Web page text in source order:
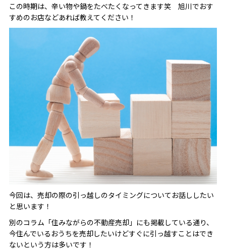
この時期は、辛い物や鍋をたべたくなってきます笑 旭川でおす
すめのお店などあれば教えてください！
今回は、売却の際の引っ越しのタイミングについてお話ししたい
と思います！
別のコラム「住みながらの不動産売却」にも掲載している通り、
今住んでいるおうちを売却したいけどすぐに引っ越すことはでき
ないという方は多いです！